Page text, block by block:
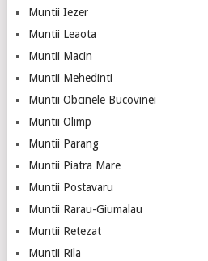
Muntii Iezer
Muntii Leaota
Muntii Macin
Muntii Mehedinti
Muntii Obcinele Bucovinei
Muntii Olimp
Muntii Parang
Muntii Piatra Mare
Muntii Postavaru
Muntii Rarau-Giumalau
Muntii Retezat
Muntii Rila